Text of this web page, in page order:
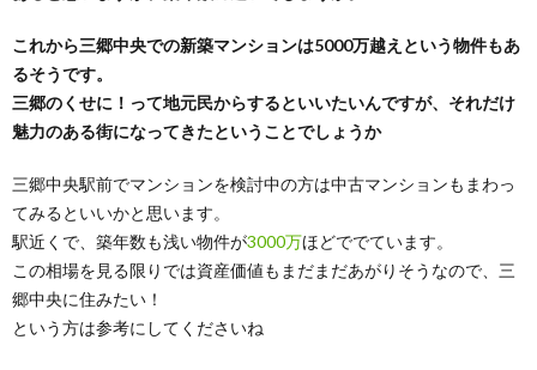
これから三郷中央での新築マンションは5000万越えという物件もあ
るそうです。
三郷のくせに！って地元民からするといいたいんですが、それだけ
魅力のある街になってきたということでしょうか
三郷中央駅前でマンションを検討中の方は中古マンションもまわっ
てみるといいかと思います。
駅近くで、築年数も浅い物件が3000万ほどででています。
この相場を見る限りでは資産価値もまだまだあがりそうなので、三
郷中央に住みたい！
という方は参考にしてくださいね